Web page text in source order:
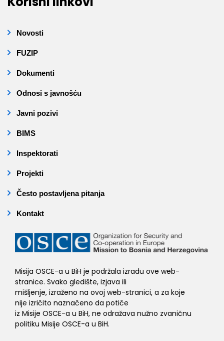
Novosti
FUZIP
Dokumenti
Odnosi s javnošću
Javni pozivi
BIMS
Inspektorati
Projekti
Često postavljena pitanja
Kontakt
Misija OSCE-a u BiH je podržala izradu ove web-
stranice. Svako gledište, izjava ili
mišljenje, izraženo na ovoj web-stranici, a za koje
nije izričito naznačeno da potiče
iz Misije OSCE-a u BiH, ne odražava nužno zvaničnu
politiku Misije OSCE-a u BiH.